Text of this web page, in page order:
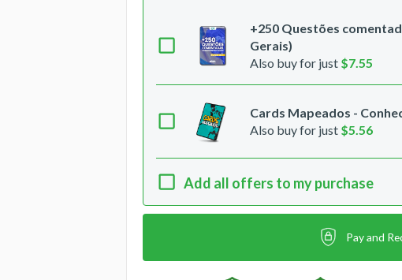
+250 Questões
Gerais)
Also buy for just $7.55
Cards Mapeados -
Also buy for just $5.56
Add all offers to my purchase
Pay and